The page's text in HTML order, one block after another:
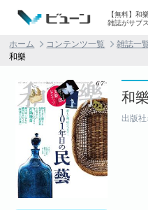
【無料】和
雑誌がサブ
ホーム コンテンツ一覧 雑誌一
和樂
和
出版